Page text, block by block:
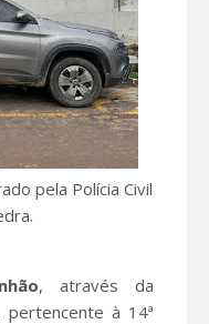
pela Polícia Civil
, através da
pertencente à 14ª